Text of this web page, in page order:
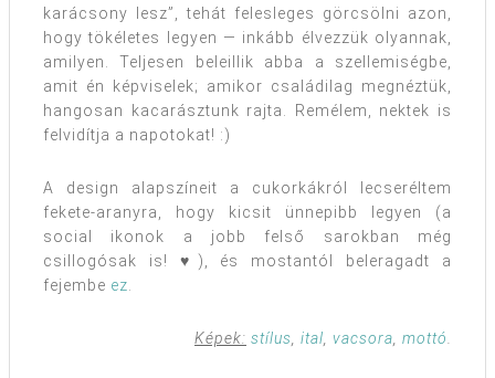
karácsony lesz”, tehát felesleges görcsölni azon,
hogy tökéletes legyen — inkább élvezzük olyannak,
amilyen. Teljesen beleillik abba a szellemiségbe,
amit én képviselek; amikor családilag megnéztük,
hangosan kacarásztunk rajta. Remélem, nektek is
felvidítja a napotokat! :)
A design alapszíneit a cukorkákról lecseréltem
fekete-aranyra, hogy kicsit ünnepibb legyen (a
social ikonok a jobb felső sarokban még
csillogósak is! ♥), és mostantól beleragadt a
fejembe ez.
Képek: stílus, ital, vacsora, mottó.